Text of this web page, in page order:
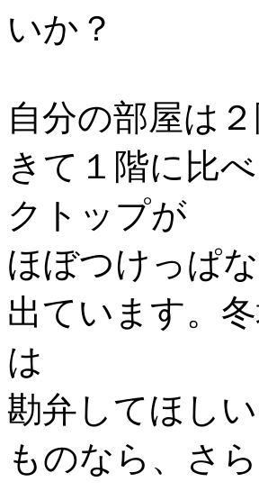
いか？
自分の部屋は
きて１階に比
クトップが
ほぼつけっぱ
出ています。
は
勘弁してほし
ものなら、さ